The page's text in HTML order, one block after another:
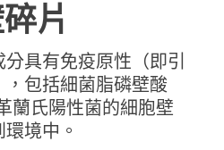
片
具有免疫原性（即引
包括細菌脂磷壁酸
蘭氏陽性菌的細胞壁
境中。